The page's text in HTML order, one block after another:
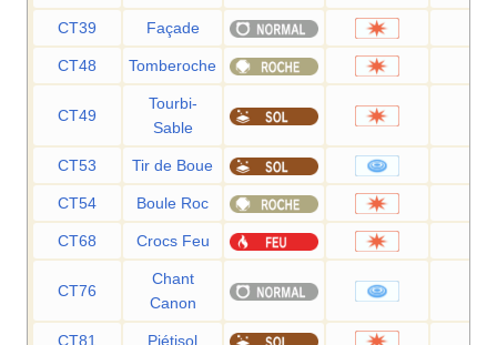
CT39 Façade
CT48 Tomberoche
CT49
Tourbi-
Sable
CT53 Tir de Boue
CT54 Boule Roc
CT68 Crocs Feu
CT76
Chant
Canon
CT81 Piétisol